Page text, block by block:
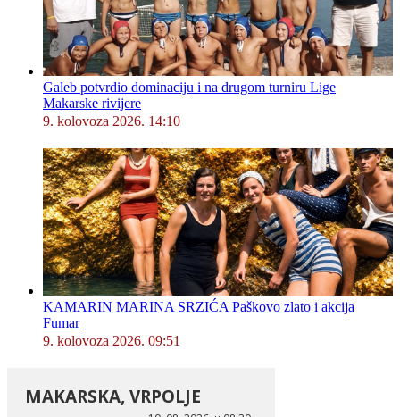
Galeb potvrdio dominaciju i na drugom turniru Lige
Makarske rivijere
9. kolovoza 2026. 14:10
KAMARIN MARINA SRZIĆA Paškovo zlato i akcija
Fumar
9. kolovoza 2026. 09:51